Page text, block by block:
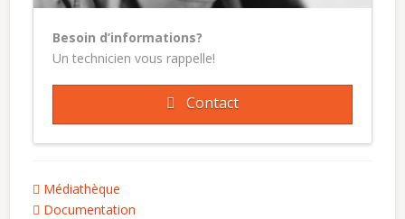
Besoin d’informations?
Un technicien vous rappelle!
Contact
Médiathèque
Documentation